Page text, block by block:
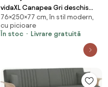
vidaXL Canapea Gri deschis
250 x 77 x 76 cm Țesătură din
corduroy
76×250×77 cm, în stil modern,
cu picioare
În stoc
Livrare gratuită